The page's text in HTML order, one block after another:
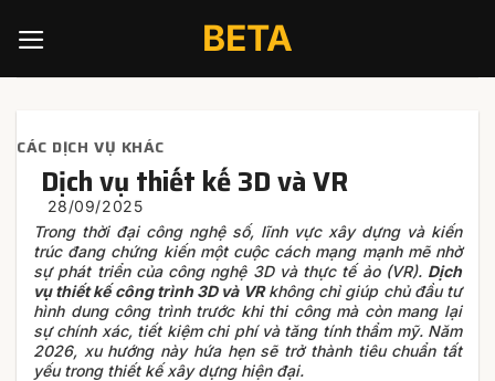
content
BETA
CÁC DỊCH VỤ KHÁC
Dịch vụ thiết kế 3D và VR
Trong thời đại công nghệ số, lĩnh vực xây dựng và kiến
trúc đang chứng kiến một cuộc cách mạng mạnh mẽ nhờ
sự phát triển của công nghệ 3D và thực tế ảo (VR). Dịch
vụ thiết kế công trình 3D và VRkhông chỉ giúp chủ đầu tư
hình dung công trình trước khi thi công mà còn mang lại
sự chính xác, tiết kiệm chi phí và tăng tính thẩm mỹ. Năm
2026, xu hướng này hứa hẹn sẽ trở thành tiêu chuẩn tất
yếu trong thiết kế xây dựng hiện đại.